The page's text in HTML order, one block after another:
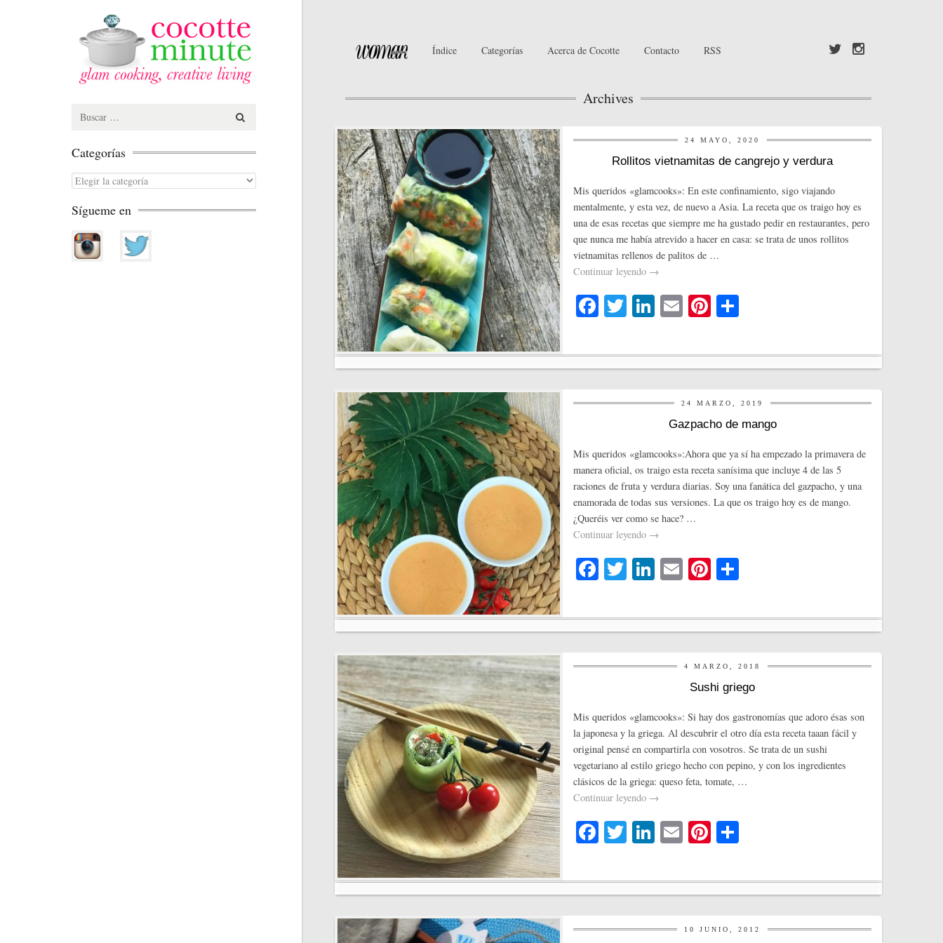
Índice Categorías Acerca de Cocotte Contacto RSS
Archives
24 MAYO, 2020
Rollitos vietnamitas de cangrejo y verdura
Mis queridos «glamcooks»: En este confinamiento, sigo viajando
mentalmente, y esta vez, de nuevo a Asia. La receta que os traigo hoy es
una de esas recetas que siempre me ha gustado pedir en restaurantes, pero
que nunca me había atrevido a hacer en casa: se trata de unos rollitos
vietnamitas rellenos de palitos de …
Continuar leyendo →
Fa
bo
ok
T
tte
r
Li
ed
In
E
ail
Pi
er
es
t
m
pa
rti
r
24 MARZO, 2019
Gazpacho de mango
Mis queridos «glamcooks»:Ahora que ya sí ha empezado la primavera de
manera oficial, os traigo esta receta sanísima que incluye 4 de las 5
raciones de fruta y verdura diarias. Soy una fanática del gazpacho, y una
enamorada de todas sus versiones. La que os traigo hoy es de mango.
¿Queréis ver como se hace? …
Continuar leyendo →
Fa
bo
ok
T
tte
r
Li
ed
In
E
ail
Pi
er
es
t
m
pa
rti
r
4 MARZO, 2018
Sushi griego
Mis queridos «glamcooks»: Si hay dos gastronomías que adoro ésas son
la japonesa y la griega. Al descubrir el otro día esta receta taaan fácil y
original pensé en compartirla con vosotros. Se trata de un sushi
vegetariano al estilo griego hecho con pepino, y con los ingredientes
clásicos de la griega: queso feta, tomate, …
Continuar leyendo →
Fa
bo
ok
T
tte
r
Li
ed
In
E
ail
Pi
er
es
t
m
pa
rti
10 JUNIO, 2012
Search
Categorías
Categorías
Sígueme en